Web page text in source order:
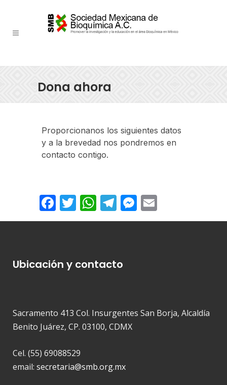
Dona ahora
Facebook
Twitter
WhatsApp
Telegram
Messenger
Ubicación y contacto
Sacramento 413 Col. Insurgentes San Borja, Alcaldía
Benito Juárez, CP. 03100, CDMX
Cel. (55) 69088529
email: secretaria@smb.org.mx